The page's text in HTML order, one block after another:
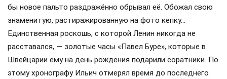
бы новое пальто раздражённо обрывал её. Обожал свою
знаменитую, растиражированную на фото кепку…
Единственная роскошь, с которой Ленин никогда не
расставался, — золотые часы «Павел Буре», которые в
Швейцарии ему на день рождения подарили соратники. По
этому хронографу Ильич отмерял время до последнего